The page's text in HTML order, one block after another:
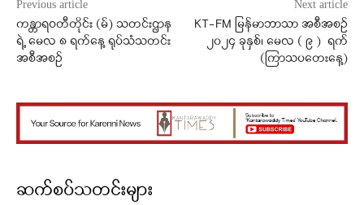
Previous article
ကန္တာရဝတီတိုင်း (မ်) သတင်းဌာန
ရဲ့ မေလ ၈ ရက်နေ့ ရုပ်သံသတင်း
အစီအစဉ်
Next article
KT-FM မြန်မာဘာသာ အစီအစဉ်
၂၀၂၄ ခုနှစ်၊ မေလ ( ၉ ) ရက်
(‌ကြာသပတေးနေ့)
ဆက်စပ်သတင်းများ